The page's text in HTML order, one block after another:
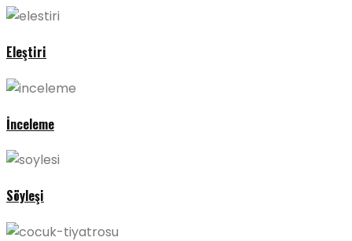
Eleştiri
İnceleme
Söyleşi